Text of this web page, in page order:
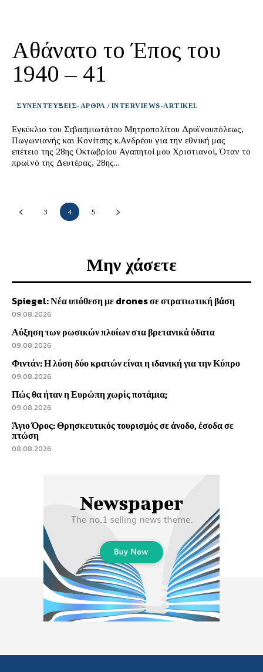
Αθάνατο το Έπος του
1940 – 41
ΣΥΝΕΝΤΕΥΞΕΙΣ-ΑΡΘΡΑ / INTERVIEWS-ARTIKEL
Εγκύκλιο του Σεβασμιωτάτου Μητροπολίτου Δρυϊνουπόλεως,
Πωγωνιανής και Κονίτσης κ.Ανδρέου για την εθνική μας
επέτειο της 28ης Οκτωβρίου Αγαπητοί μου Χριστιανοί, Όταν το
πρωϊνό της Δευτέρας, 28ης...
3 4 5
Μην χάσετε
Spiegel: Νέα υπόθεση με drones σε στρατιωτική βάση
09.08.2026
Αύξηση των ρωσικών πλοίων στα βρετανικά ύδατα
09.08.2026
Φιντάν: Η λύση δύο κρατών είναι η ιδανική για την Κύπρο
09.08.2026
Πώς θα ήταν η Ευρώπη χωρίς ποτάμια;
09.08.2026
Άγιο Όρος: Θρησκευτικός τουρισμός σε άνοδο, έσοδα σε
πτώση
08.08.2026